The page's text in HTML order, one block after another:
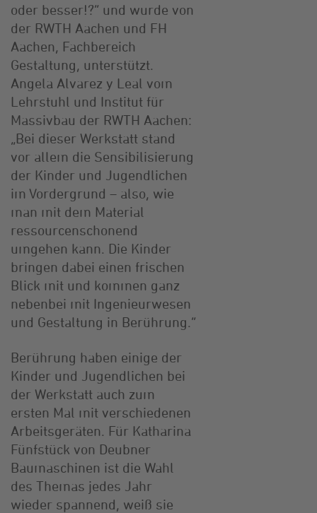
oder besser!?“ und wurde von
der RWTH Aachen und FH
Aachen, Fachbereich
Gestaltung, unterstützt.
Angela Alvarez y Leal vom
Lehrstuhl und Institut für
Massivbau der RWTH Aachen:
„Bei dieser Werkstatt stand
vor allem die Sensibilisierung
der Kinder und Jugendlichen
im Vordergrund – also, wie
man mit dem Material
ressourcenschonend
umgehen kann. Die Kinder
bringen dabei einen frischen
Blick mit und kommen ganz
nebenbei mit Ingenieurwesen
und Gestaltung in Berührung.“
Berührung haben einige der
Kinder und Jugendlichen bei
der Werkstatt auch zum
ersten Mal mit verschiedenen
Arbeitsgeräten. Für Katharina
Fünfstück von Deubner
Baumaschinen ist die Wahl
des Themas jedes Jahr
wieder spannend, weiß sie